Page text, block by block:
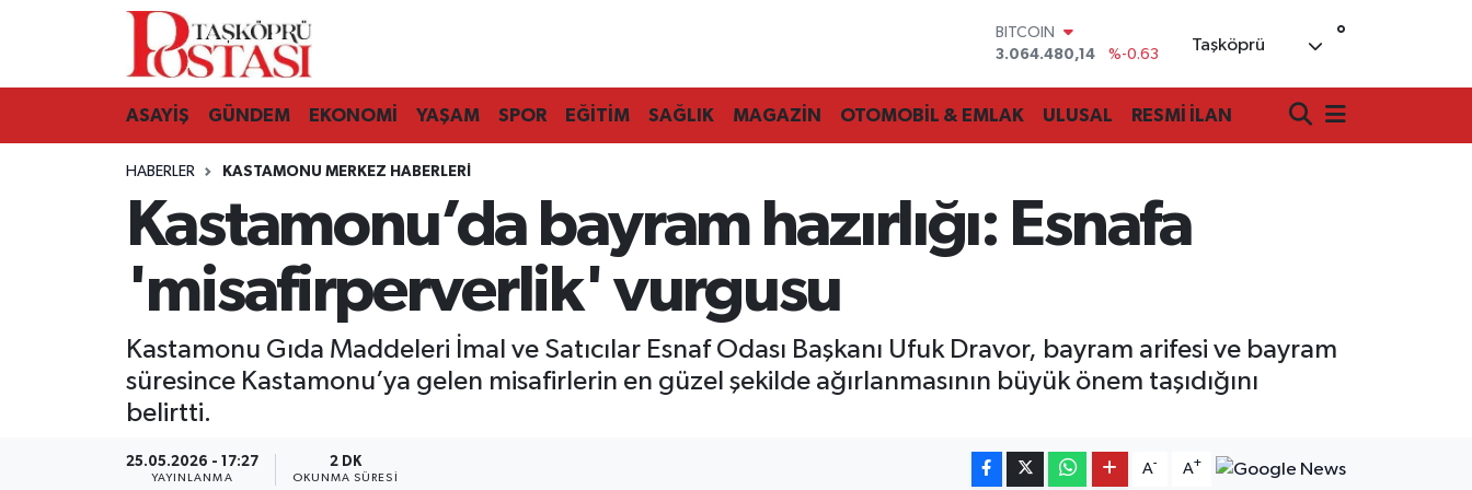
BITCOIN
3.064.480,14
%-0.63
EURO
55,0317
%-0.02
GRAM ALTIN
6510.40
%0.45
Taşköprü °
ASAYİŞ GÜNDEM EKONOMİ YAŞAM SPOR EĞİTİM SAĞLIK MAGAZİN OTOMOBİL & EMLAK ULUSAL RESMİ İLAN
HABERLER KASTAMONU MERKEZ HABERLERI
Kastamonu’da bayram hazırlığı: Esnafa
'misafirperverlik' vurgusu
Kastamonu Gıda Maddeleri İmal ve Satıcılar Esnaf Odası Başkanı Ufuk Dravor, bayram arifesi ve bayram
süresince Kastamonu’ya gelen misafirlerin en güzel şekilde ağırlanmasının büyük önem taşıdığını
belirtti.
25.05.2026 - 17:27
YAYINLANMA
2 DK
OKUNMA SÜRESI
A- A+
Kastamonu Vefat Edenler
Araç Haberleri
Azdavay Haberleri
Bozkurt Haberleri
Çatalzeytin Haberleri
Cide Haberleri